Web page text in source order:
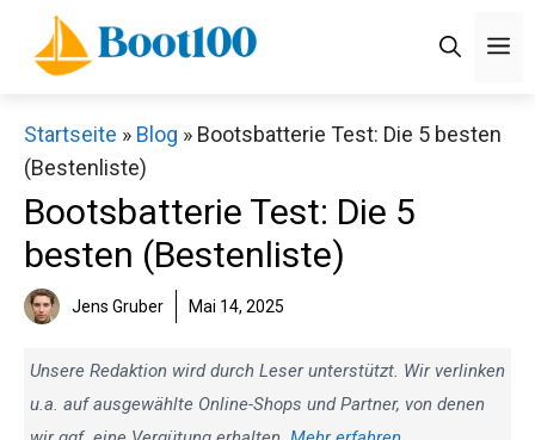
Inhalt
springen
Startseite » Blog » Bootsbatterie Test: Die 5 besten
(Bestenliste)
Bootsbatterie Test: Die 5
besten (Bestenliste)
Jens Gruber Mai 14, 2025
Unsere Redaktion wird durch Leser unterstützt. Wir verlinken
u.a. auf ausgewählte Online-Shops und Partner, von denen